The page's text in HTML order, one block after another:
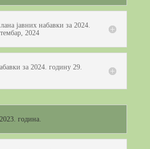
јавних набавки за 2024.
2024
за 2024. годину 29.
година.